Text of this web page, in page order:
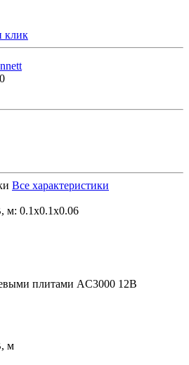
клик
Все характеристики
м: 0.1x0.1x0.06
плитами AC3000 12В
м